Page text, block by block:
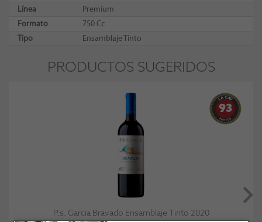
Línea
Premium
Formato
750 Cc
Tipo
Ensamblaje Tinto
PRODUCTOS SUGERIDOS
93
P.s. Garcia Bravado Ensamblaje Tinto 2020